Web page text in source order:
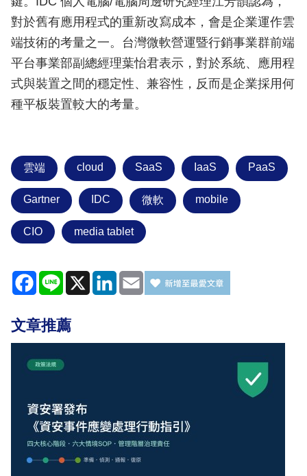
對於舊有應用程式的重新改寫成本，會是企業運作雲
端技術的考量之一。台灣微軟營運暨行銷事業群前端
平台事業部副總經理葉怡君表示，對於系統、應用程
式與裝置之間的穩定性、兼容性，反而是企業採用何
種平板裝置較大的考量。
雲端 cloud SaaS IaaS PaaS
Gartner IDC 微軟 mobile
CIO media tablet
Facebook
Line X LinkedIn
Email
文章推薦